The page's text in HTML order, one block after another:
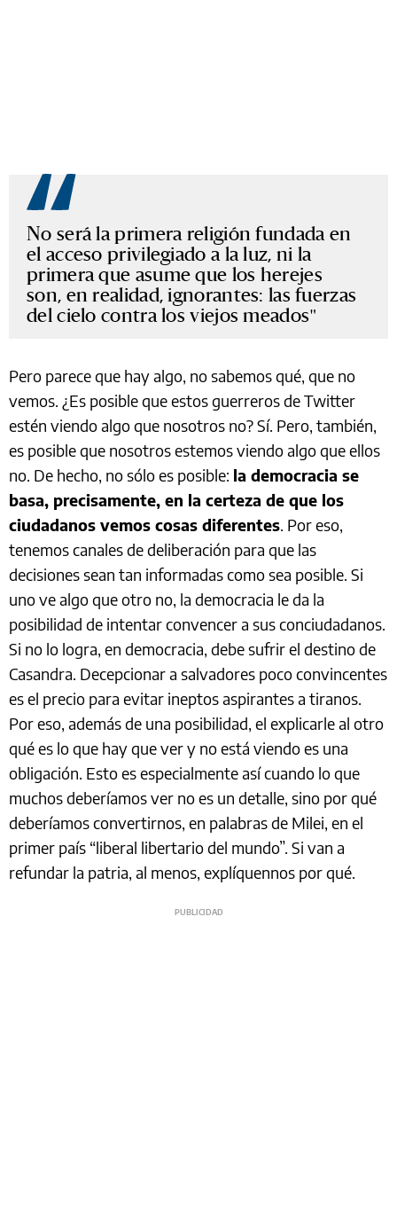
No será la primera religión fundada en
el acceso privilegiado a la luz, ni la
primera que asume que los herejes
son, en realidad, ignorantes: las fuerzas
del cielo contra los viejos meados
Pero parece que hay algo, no sabemos qué, que no
vemos. ¿Es posible que estos guerreros de Twitter
estén viendo algo que nosotros no? Sí. Pero, también,
es posible que nosotros estemos viendo algo que ellos
no. De hecho, no sólo es posible: la democracia se
basa, precisamente, en la certeza de que los
ciudadanos vemos cosas diferentes. Por eso,
tenemos canales de deliberación para que las
decisiones sean tan informadas como sea posible. Si
uno ve algo que otro no, la democracia le da la
posibilidad de intentar convencer a sus conciudadanos.
Si no lo logra, en democracia, debe sufrir el destino de
Casandra. Decepcionar a salvadores poco convincentes
es el precio para evitar ineptos aspirantes a tiranos.
Por eso, además de una posibilidad, el explicarle al otro
qué es lo que hay que ver y no está viendo es una
obligación. Esto es especialmente así cuando lo que
muchos deberíamos ver no es un detalle, sino por qué
deberíamos convertirnos, en palabras de Milei, en el
primer país “liberal libertario del mundo”. Si van a
refundar la patria, al menos, explíquennos por qué.